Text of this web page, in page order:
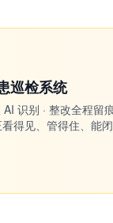
巡检系统
识别 · 整改全程留
得见、管得住、能闭